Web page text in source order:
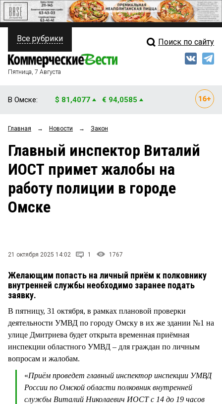
ПОЛИТИКА
ФИНАНСЫ
ОБЩЕСТВО
ЗАКОН
НОВОСТИ КОМПАНИЙ
Свежий выпуск
Рейтинги
Блоги
Архив
Все рубрики Поиск по сайту
Пятница, 7 Августа
В Омске: $ 81,4077 € 94,0585
Главная → Новости → Закон
Главный инспектор Виталий
ИОСТ примет жалобы на
работу полиции в городе
Омске
21 октября 2025 14:02 1 1767
Желающим попасть на личный приём к полковнику
внутренней службы необходимо заранее подать
заявку.
В пятницу, 31 октября, в рамках плановой проверки
деятельности УМВД по городу Омску в их же здании №1 на
улице Дмитриева будет открыта временная приёмная
инспекции областного УМВД – для граждан по личным
вопросам и жалобам.
«Приём проведет главный инспектор инспекции УМВД
России по Омской области полковник внутренней
службы Виталий Николаевич ИОСТ с 14 до 19 часов